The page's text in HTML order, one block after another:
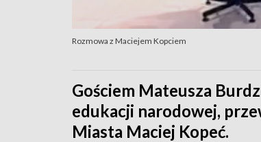
Rozmowa z Maciejem Kopciem
Gościem Mateusza
edukacji narodowej,
Miasta Maciej Kopeć.